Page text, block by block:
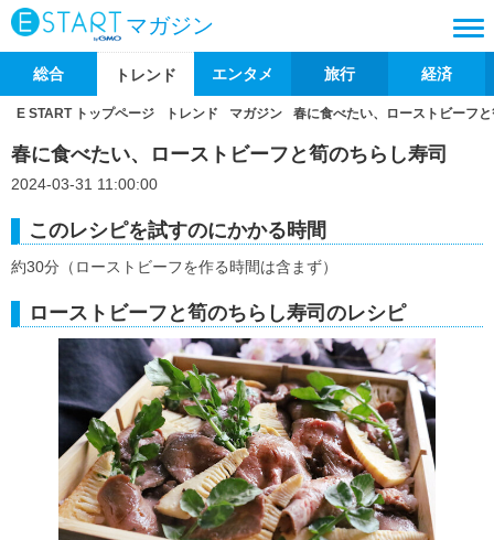
マガジン
総合 トレンド エンタメ 旅行 経済
E START トップページ トレンド マガジン 春に食べたい、ローストビーフ
春に食べたい、ローストビーフと筍のちらし寿司
2024-03-31 11:00:00
このレシピを試すのにかかる時間
約30分（ローストビーフを作る時間は含まず）
ローストビーフと筍のちらし寿司のレシピ